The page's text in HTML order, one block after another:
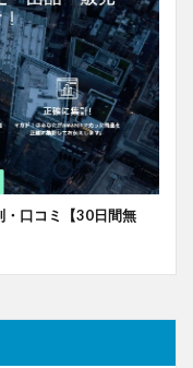
・口コミ【30日間無